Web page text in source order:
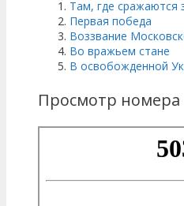
Там, где сражаются
Первая победа
Воззвание
Во вражьем стане
В освобожденной
Просмотр номера